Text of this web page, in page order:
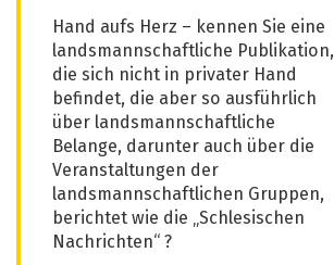
Hand aufs Herz – kennen Sie eine
landsmannschaftliche Publikation,
die sich nicht in privater Hand
befindet, die aber so ausführlich
über landsmannschaftliche
Belange, darunter auch über die
Veranstaltungen der
landsmannschaftlichen Gruppen,
berichtet wie die „Schlesischen
Nachrichten“ ?